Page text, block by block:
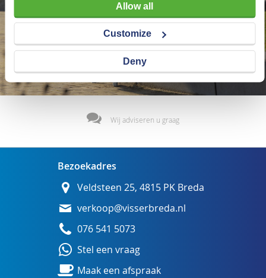
Allow all
Customize
Deny
Wij adviseren u graag
Bezoekadres
Veldsteen 25, 4815 PK Breda
verkoop@visserbreda.nl
076 541 5073
Stel een vraag
Maak een afspraak